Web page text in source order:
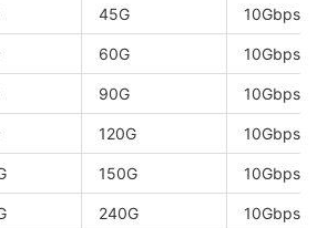
45G 10Gbps/
60G 10Gbps/
90G 10Gbps/
120G 10Gbps/
150G 10Gbps/
240G 10Gbps/